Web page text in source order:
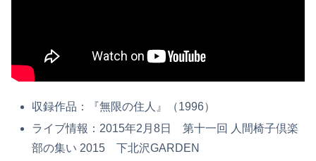
収録作品：『無限の住人』（1996）
ライブ情報：2015年2月8日 第十一回 人間椅子倶楽
部の集い 2015 下北沢GARDEN